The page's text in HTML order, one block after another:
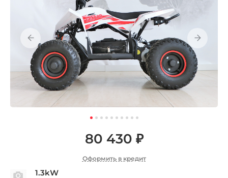
80 430 ₽
Оформить в кредит
1.3kW